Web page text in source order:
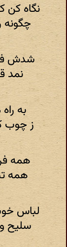
نگاه کن
شدش
نمد
به
ز چوب
همه
همه
لباس
سلیح